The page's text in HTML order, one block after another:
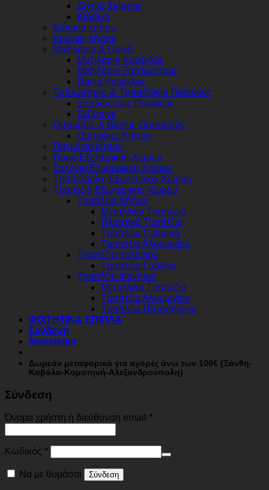
Δίχτυα Σκίασης
Κιόσκια
Κιόσκια κήπου
Κούνιες κήπου
Μαξιλάρια & Πανιά
Μαξιλάρια Καρέκλας
Μαξιλάρια Ξαπλώστρας
Πανιά Καρέκλας
Ξαπλώστρες & Τραπεζάκια Παραλίας
Ξαπλώστρες Παραλίας
Σέζλονγκ
Ομπρέλες & Βάσεις Ομπρελών
Ομπρέλες Κήπου
Παγκάκια κήπου
Πουφ Εξωτερικού Χώρου
Σαλόνια Εξωτερικού Χώρου
Τραπεζαρίες Εξωτερικού Χώρου
Τραπέζια Εξωτερικού Χώρου
Τραπέζια Κήπου
Μεταλλικά Τραπέζια
Πλαστικά Τραπέζια
Τραπέζια Catering
Τραπέζια Αλουμινίου
Τραπέζια σαλονιού
Τραπέζια Γυάλινα
Τραπέζια Φαγητού
Μεταλλικά Τραπέζια
Τραπέζια Αλουμινίου
Τραπέζια Πτυσσόμενα
ΦΟΙΤΗΤΙΚΑ ΕΠΙΠΛΑ
Σύνδεση
Newsletter
Δωρεάν μεταφορικά για αγορές άνω των 100€ (Ξάνθη-
Καβάλα-Κομοτηνή-Αλεξανδρούπολη)
Σύνδεση
Όνομα χρήστη ή διεύθυνση email *
Κωδικός *
Να με θυμάσαι Σύνδεση